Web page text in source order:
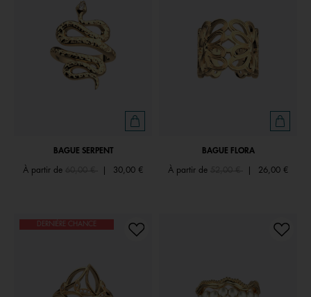
BAGUE SERPENT
À partir de Price reduced from
30,00 €
BAGUE FLORA
À partir de Price reduced from
26,00 €
DERNIÈRE CHANCE